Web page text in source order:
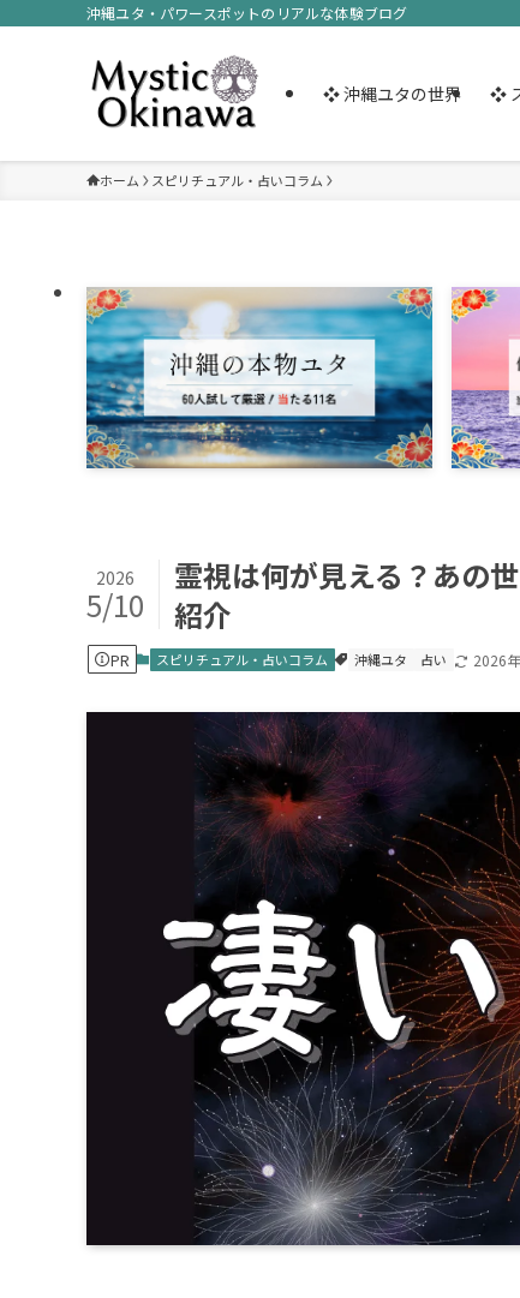
沖縄ユタ・パワースポットのリアルな体験ブログ
❖ 沖縄ユタの世界 ❖
ホーム スピリチュアル・占いコラム
霊視は何が見える？あの
紹介
2026
5/10
PR スピリチュアル・占いコラム 沖縄ユタ 占い 2026